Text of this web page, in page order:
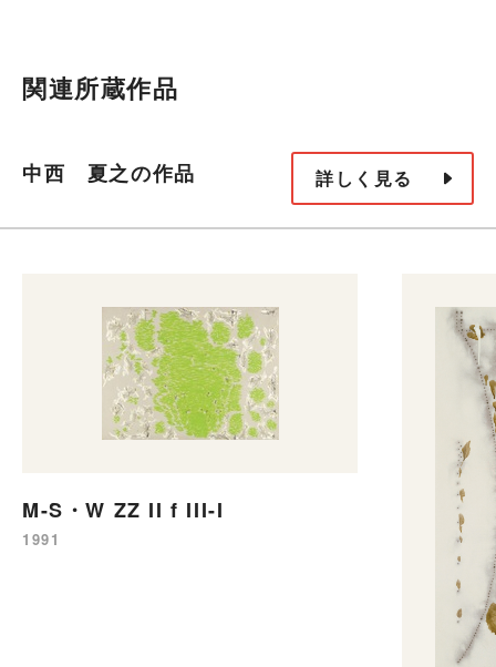
関連所蔵作品
中西 夏之の作品 詳しく見る
M-S・W ZZ II f III-I
1991